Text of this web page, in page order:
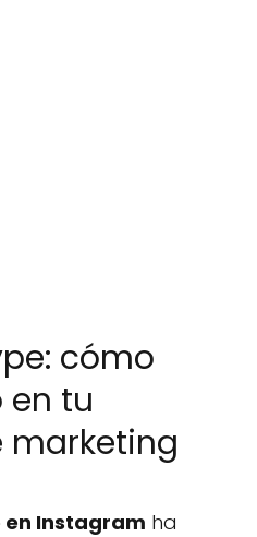
cómo
tu
marketing
en Instagram ha